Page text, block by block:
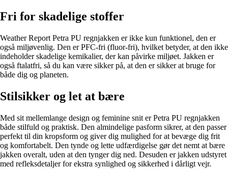
Fri for skadelige stoffer
Weather Report Petra PU regnjakken er ikke kun funktionel, den er
også miljøvenlig. Den er PFC-fri (fluor-fri), hvilket betyder, at den ikke
indeholder skadelige kemikalier, der kan påvirke miljøet. Jakken er
også ftalatfri, så du kan være sikker på, at den er sikker at bruge for
både dig og planeten.
Stilsikker og let at bære
Med sit mellemlange design og feminine snit er Petra PU regnjakken
både stilfuld og praktisk. Den almindelige pasform sikrer, at den passer
perfekt til din kropsform og giver dig mulighed for at bevæge dig frit
og komfortabelt. Den tynde og lette udfærdigelse gør det nemt at bære
jakken overalt, uden at den tynger dig ned. Desuden er jakken udstyret
med refleksdetaljer for ekstra synlighed og sikkerhed i dårligt vejr.